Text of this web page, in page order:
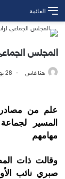
القائمة
المجلس
هنا فاس 28 يونيو، 2024 - 9:48 مساءً
علم من مصادر
المسير
مهامهم
وقالت ذات
صبري نائب